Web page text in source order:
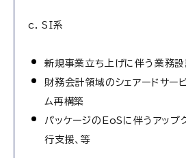
c. SI系
新規事業立ち上げに伴う業務設
財務会計領域のシェアードサー
ム再構築
パッケージのEoSに伴うアップ
行支援、等